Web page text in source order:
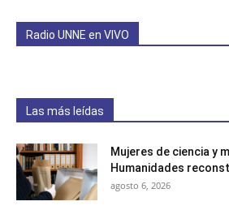
Radio UNNE en VIVO
Las más leídas
Mujeres de ciencia y
Humanidades
agosto 6, 2026